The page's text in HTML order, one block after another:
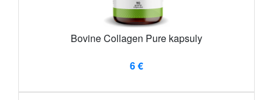
Bovine Collagen Pure kapsuly
6 €